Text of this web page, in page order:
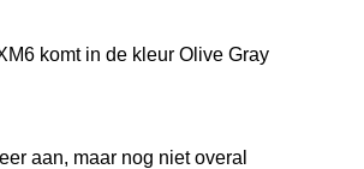
komt in de kleur Olive Gray
aan, maar nog niet overal